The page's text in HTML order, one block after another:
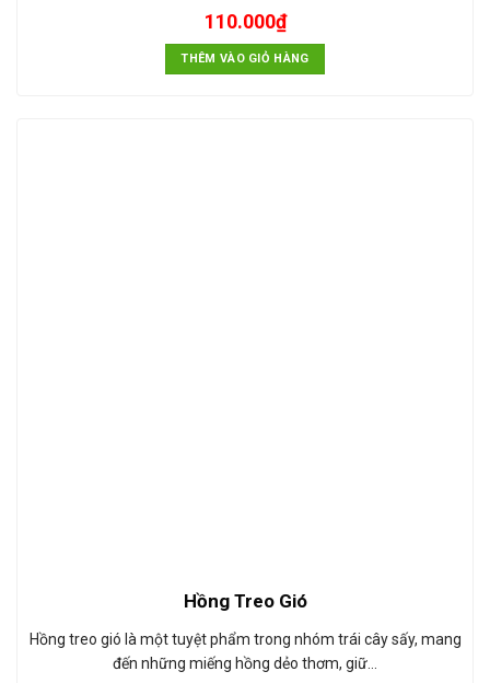
110.000₫
THÊM VÀO GIỎ HÀNG
Hồng Treo Gió
Hồng treo gió là một tuyệt phẩm trong nhóm trái cây sấy, mang
đến những miếng hồng dẻo thơm, giữ…